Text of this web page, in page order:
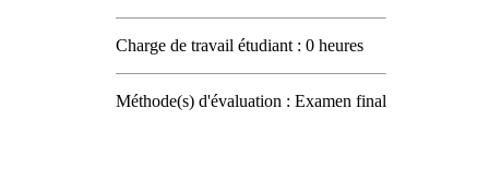
Charge de travail étudiant : 0 heures
Méthode(s) d'évaluation : Examen final